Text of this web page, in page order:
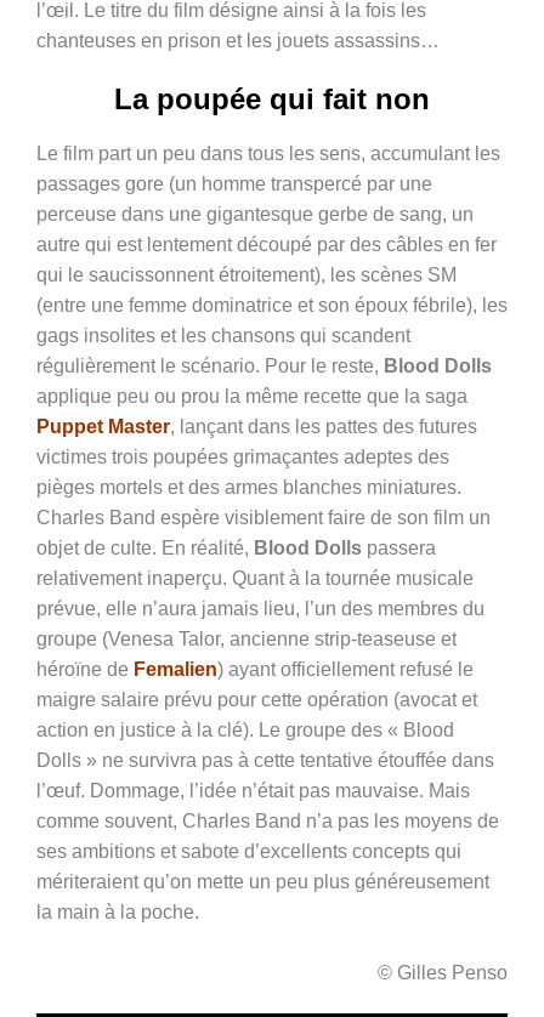
l’œil. Le titre du film désigne ainsi à la fois les
chanteuses en prison et les jouets assassins…
La poupée qui fait non
Le film part un peu dans tous les sens, accumulant les
passages gore (un homme transpercé par une
perceuse dans une gigantesque gerbe de sang, un
autre qui est lentement découpé par des câbles en fer
qui le saucissonnent étroitement), les scènes SM
(entre une femme dominatrice et son époux fébrile), les
gags insolites et les chansons qui scandent
régulièrement le scénario. Pour le reste, Blood Dolls
applique peu ou prou la même recette que la saga
Puppet Master, lançant dans les pattes des futures
victimes trois poupées grimaçantes adeptes des
pièges mortels et des armes blanches miniatures.
Charles Band espère visiblement faire de son film un
objet de culte. En réalité, Blood Dolls passera
relativement inaperçu. Quant à la tournée musicale
prévue, elle n’aura jamais lieu, l’un des membres du
groupe (Venesa Talor, ancienne strip-teaseuse et
héroïne de Femalien) ayant officiellement refusé le
maigre salaire prévu pour cette opération (avocat et
action en justice à la clé). Le groupe des « Blood
Dolls » ne survivra pas à cette tentative étouffée dans
l’œuf. Dommage, l’idée n’était pas mauvaise. Mais
comme souvent, Charles Band n’a pas les moyens de
ses ambitions et sabote d’excellents concepts qui
mériteraient qu’on mette un peu plus généreusement
la main à la poche.
© Gilles Penso